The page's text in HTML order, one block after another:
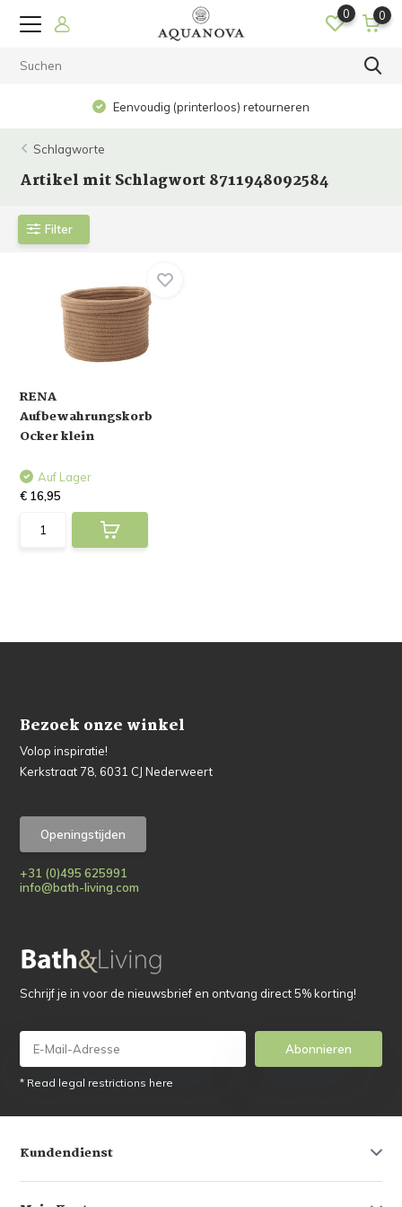
0 0
Eenvoudig (printerloos) retourneren
Schlagworte
Artikel mit Schlagwort 8711948092584
Filter
RENA
Aufbewahrungskorb
Ocker klein
Auf Lager
€ 16,95
Bezoek onze winkel
Volop inspiratie!
Kerkstraat 78, 6031 CJ Nederweert
Openingstijden
+31 (0)495 625991
info@bath-living.com
Schrijf je in voor de nieuwsbrief en ontvang direct 5% korting!
Abonnieren
* Read legal restrictions here
Kundendienst